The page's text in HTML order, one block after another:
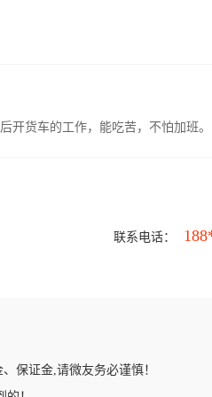
开货车的工作，能吃苦，不怕加班。
联系电话：
保证金,请微友务必谨慎！